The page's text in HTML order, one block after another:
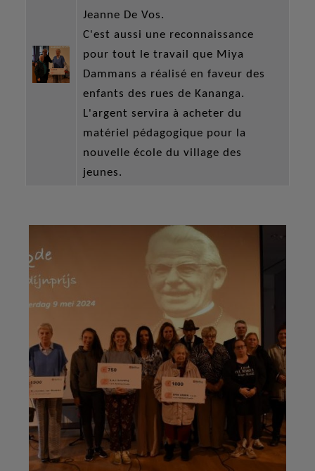
Jeanne De Vos.
C'est aussi une reconnaissance
pour tout le travail que Miya
Dammans a réalisé en faveur des
enfants des rues de Kananga.
L'argent servira à acheter du
matériel pédagogique pour la
nouvelle école du village des
jeunes.